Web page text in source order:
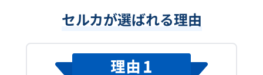
セルカが選ばれる理由